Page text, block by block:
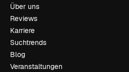
Über uns
Reviews
Karriere
Suchtrends
Blog
Veranstaltungen